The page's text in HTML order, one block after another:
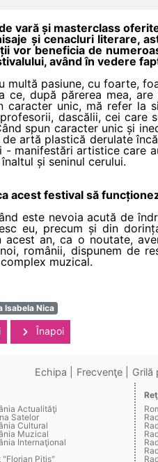
vară și masterclass
și cenacluri literare,
vor beneficia de
având în vedere
multă pasiune, cu foarte,
ce, după părerea mea,
caracter unic, mă refer la
dascălii, cei care
spun caracter unic și
artă plastică derulate
- manifestări artistice care
și seninul cerului.
acest festival să
este nevoia acută de
eu, precum și din
acest an, ca o noutate,
românii, dispunem de
complex muzical.
Isabela Nica
Înapoi
Echipa Frecvenţe Grilă
Actualităţi
Satelor
Cultural
Muzical
Internaţional
"Florian Pitiş"